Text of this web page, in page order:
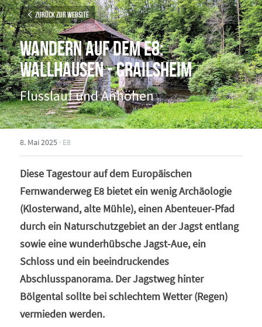
Zurück zur Website
Wandern auf dem E8:
Wallhausen - Crailsheim
Flusslauf und Anhöhen
8. Mai 2025 · E8
Diese Tagestour auf dem Europäischen
Fernwanderweg E8 bietet ein wenig Archäologie
(Klosterwand, alte Mühle), einen Abenteuer-Pfad
durch ein Naturschutzgebiet an der Jagst entlang
sowie eine wunderhübsche Jagst-Aue, ein
Schloss und ein beeindruckendes
Abschlusspanorama. Der Jagstweg hinter
Bölgental sollte bei schlechtem Wetter (Regen)
vermieden werden.